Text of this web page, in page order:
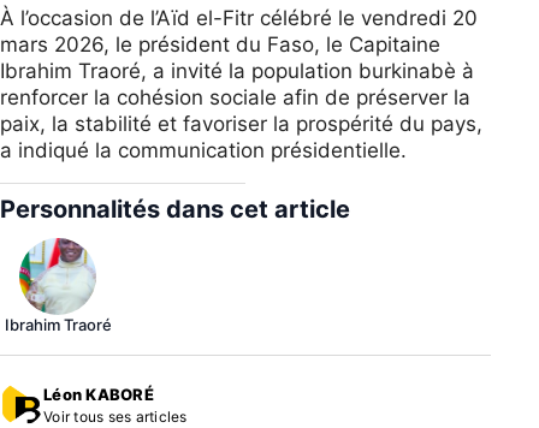
À l’occasion de l’Aïd el-Fitr célébré le vendredi 20
mars 2026, le président du Faso, le Capitaine
Ibrahim Traoré, a invité la population burkinabè à
renforcer la cohésion sociale afin de préserver la
paix, la stabilité et favoriser la prospérité du pays,
a indiqué la communication présidentielle.
Personnalités dans cet article
Ibrahim Traoré
Léon KABORÉ
Voir tous ses articles